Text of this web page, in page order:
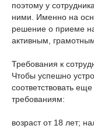
поэтому у
ними. Именно на
решение о приеме
активным,
Требования к
Чтобы успешно
соответствовать
требованиям:
возраст от 18 лет;